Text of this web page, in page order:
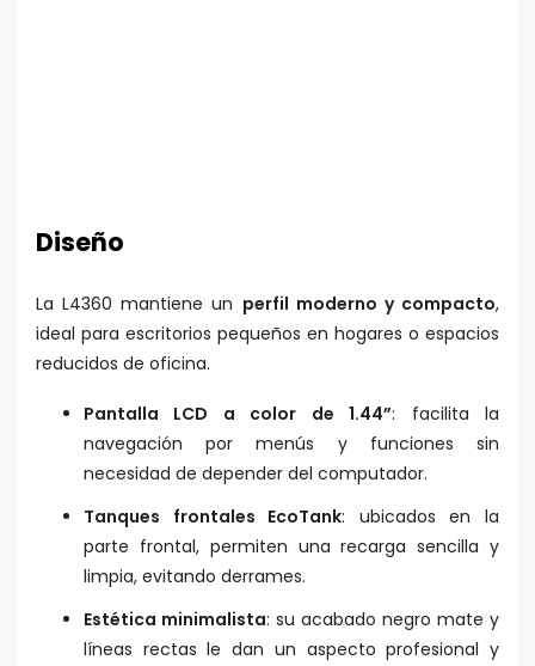
Diseño
La L4360 mantiene un perfil moderno y compacto,
ideal para escritorios pequeños en hogares o espacios
reducidos de oficina.
Pantalla LCD a color de 1.44”: facilita la
navegación por menús y funciones sin
necesidad de depender del computador.
Tanques frontales EcoTank: ubicados en la
parte frontal, permiten una recarga sencilla y
limpia, evitando derrames.
Estética minimalista: su acabado negro mate y
líneas rectas le dan un aspecto profesional y